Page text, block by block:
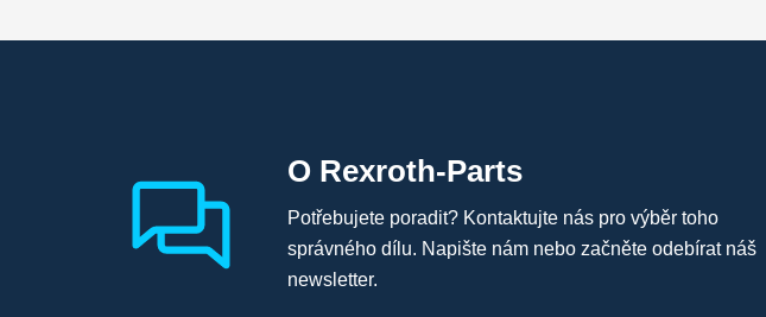
O Rexroth-Parts
Potřebujete poradit? Kontaktujte nás pro výběr toho
správného dílu. Napište nám nebo začněte odebírat náš
newsletter.